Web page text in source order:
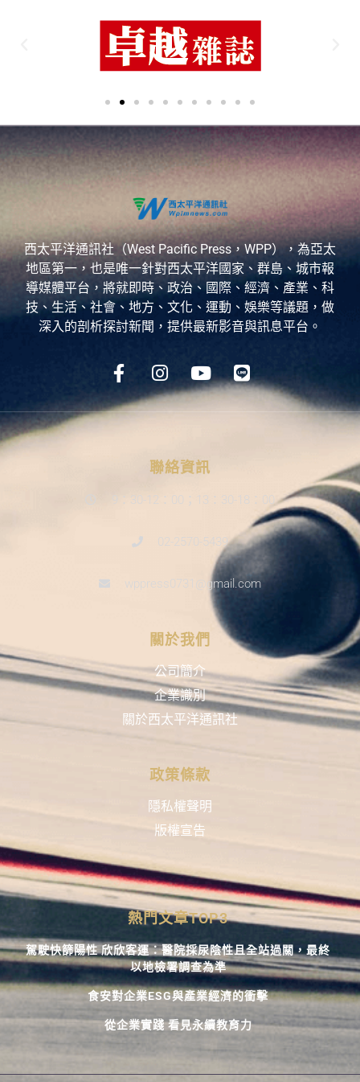
西太平洋通訊社（West Pacific Press，WPP），為亞太
地區第一，也是唯一針對西太平洋國家、群島、城市報
導媒體平台，將就即時、政治、國際、經濟、產業、科
技、生活、社會、地方、文化、運動、娛樂等議題，做
深入的剖析探討新聞，提供最新影音與訊息平台。
聯絡資訊
9：30-12：00；13：30-18：00
02-2570-5439
wppress0731@gmail.com
關於我們
公司簡介
企業識別
關於西太平洋通訊社
政策條款
隱私權聲明
版權宣告
熱門文章TOP3
駕駛快篩陽性 欣欣客運：醫院採尿陰性且全站過關，最終
以地檢署調查為準
食安對企業ESG與產業經濟的衝擊
從企業實踐 看見永續教育力